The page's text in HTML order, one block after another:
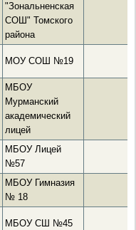
"Зональненская
СОШ" Томского
района
МОУ СОШ №19
МБОУ
Мурманский
академический
лицей
МБОУ Лицей
№57
МБОУ Гимназия
№ 18
МБОУ СШ №45